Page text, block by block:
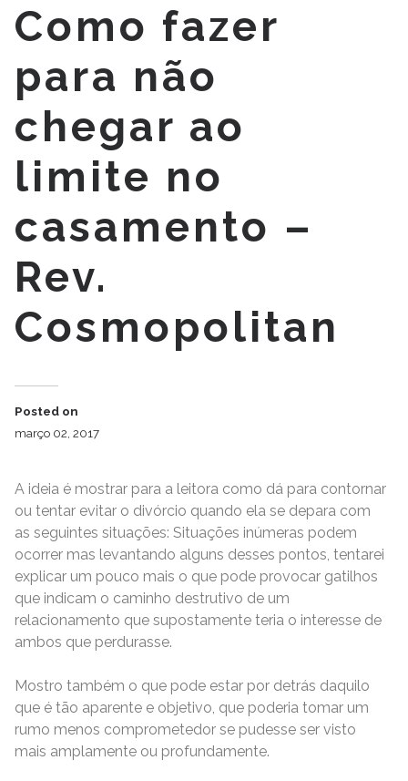
Como fazer
para não
chegar ao
limite no
casamento –
Rev.
Cosmopolitan
Posted on
março 02, 2017
A ideia é mostrar para a leitora como dá para contornar
ou tentar evitar o divórcio quando ela se depara com
as seguintes situações: Situações inúmeras podem
ocorrer mas levantando alguns desses pontos, tentarei
explicar um pouco mais o que pode provocar gatilhos
que indicam o caminho destrutivo de um
relacionamento que supostamente teria o interesse de
ambos que perdurasse.
Mostro também o que pode estar por detrás daquilo
que é tão aparente e objetivo, que poderia tomar um
rumo menos comprometedor se pudesse ser visto
mais amplamente ou profundamente.